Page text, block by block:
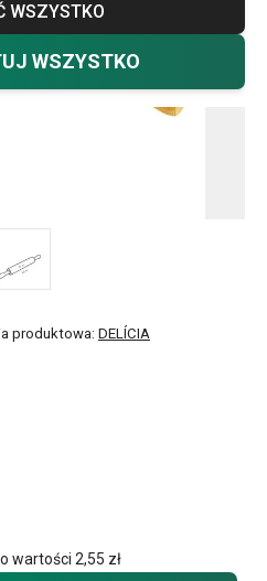
WSZYSTKO
WSZYSTKO
produktowa: DELÍCIA
wartości 2,55 zł